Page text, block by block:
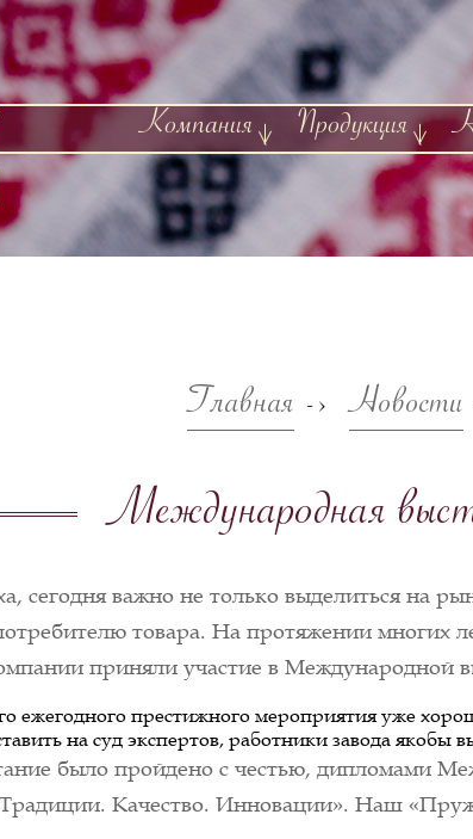
Компания Продукция
Главная -> Новости
Международная
сегодня важно не только выделиться на
товара. На протяжении
приняли участие в
ежегодного престижного мероприятия уже
на суд экспертов, работники завода якобы
было пройдено с честью, дипломами
Качество. Инновации». Наш